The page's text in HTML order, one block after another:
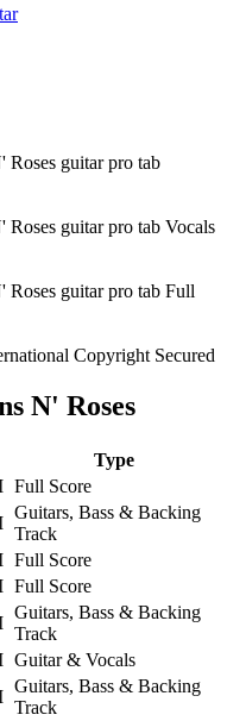
Copyright Secured
N' Roses
Type
Full Score
Guitars, Bass & Backing
Track
Full Score
Full Score
Guitars, Bass & Backing
Track
Guitar & Vocals
Guitars, Bass & Backing
Track